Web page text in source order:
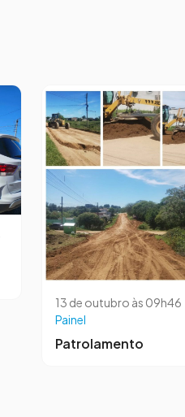
13 de outubro às 09h46
Painel
Patrolamento